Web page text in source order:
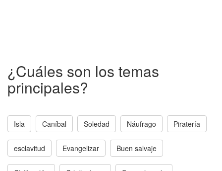
¿Cuáles son los temas
principales?
Isla Caníbal Soledad Náufrago Piratería
esclavitud Evangelizar Buen salvaje